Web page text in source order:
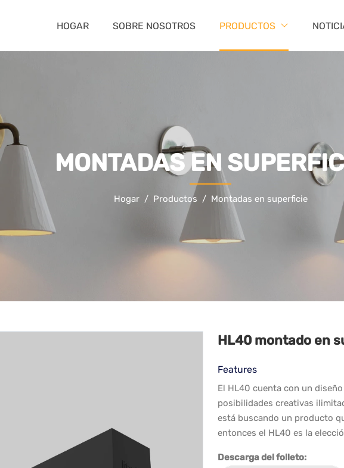
HOGAR SOBRE NOSOTROS PRODUCTOS
MONTADAS EN
Hogar Productos Montadas en superficie
HL40 montado en
Features
El HL40 cuenta con un
posibilidades creativas
está buscando un producto
entonces el HL40 es la
Descarga del folleto: